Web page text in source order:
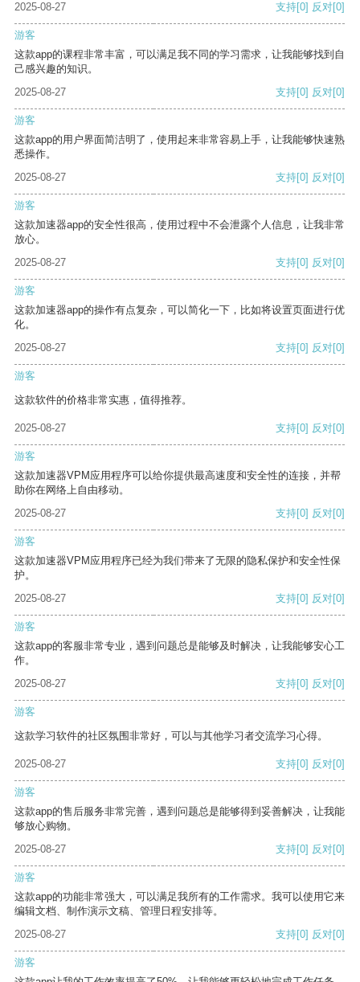
2025-08-27
支持[0] 反对[0]
游客
这款app的课程非常丰富，可以满足我不同的学习需求，让我能够找到自
己感兴趣的知识。
2025-08-27
支持[0] 反对[0]
游客
这款app的用户界面简洁明了，使用起来非常容易上手，让我能够快速熟
悉操作。
2025-08-27
支持[0] 反对[0]
游客
这款加速器app的安全性很高，使用过程中不会泄露个人信息，让我非常
放心。
2025-08-27
支持[0] 反对[0]
游客
这款加速器app的操作有点复杂，可以简化一下，比如将设置页面进行优
化。
2025-08-27
支持[0] 反对[0]
游客
这款软件的价格非常实惠，值得推荐。
2025-08-27 支持[0] 反对[0]
游客
这款加速器VPM应用程序可以给你提供最高速度和安全性的连接，并帮
助你在网络上自由移动。
2025-08-27
支持[0] 反对[0]
游客
这款加速器VPM应用程序已经为我们带来了无限的隐私保护和安全性保
护。
2025-08-27
支持[0] 反对[0]
游客
这款app的客服非常专业，遇到问题总是能够及时解决，让我能够安心工
作。
2025-08-27
支持[0] 反对[0]
游客
这款学习软件的社区氛围非常好，可以与其他学习者交流学习心得。
2025-08-27 支持[0] 反对[0]
游客
这款app的售后服务非常完善，遇到问题总是能够得到妥善解决，让我能
够放心购物。
2025-08-27
支持[0] 反对[0]
游客
这款app的功能非常强大，可以满足我所有的工作需求。我可以使用它来
编辑文档、制作演示文稿、管理日程安排等。
2025-08-27
支持[0] 反对[0]
游客